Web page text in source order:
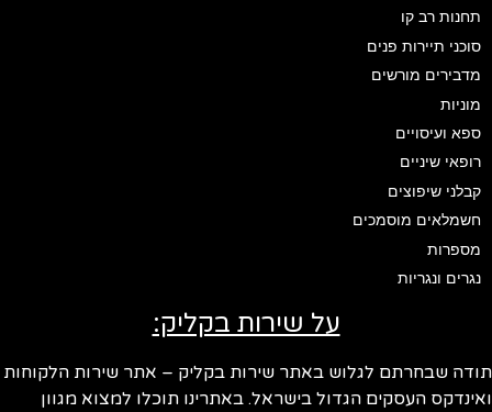
תחנות רב קו
סוכני תיירות פנים
מדבירים מורשים
מוניות
ספא ועיסויים
רופאי שיניים
קבלני שיפוצים
חשמלאים מוסמכים
מספרות
נגרים ונגריות
על שירות בקליק:
שבחרתם לגלוש באתר שירות בקליק – אתר שירות הלקוחות
העסקים הגדול בישראל. באתרינו תוכלו למצוא מגוון